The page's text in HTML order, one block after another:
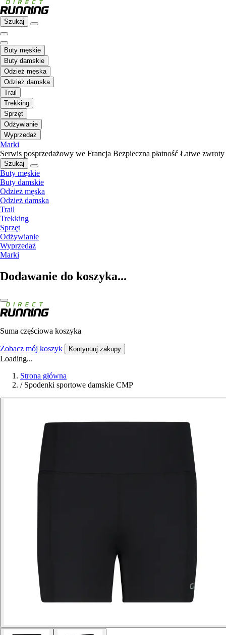
Szukaj
Buty męskie
Buty damskie
Odzież męska
Odzież damska
Trail
Trekking
Sprzęt
Odżywianie
Wyprzedaż
Marki
Serwis posprzedażowy we Francja Bezpieczna płatność Łatwe zwroty
Szukaj
Buty męskie
Buty damskie
Odzież męska
Odzież damska
Trail
Trekking
Sprzęt
Odżywianie
Wyprzedaż
Marki
Dodawanie do koszyka...
Suma częściowa koszyka
Zobacz mój koszyk Kontynuuj zakupy
Loading...
Strona główna
/ Spodenki sportowe damskie CMP